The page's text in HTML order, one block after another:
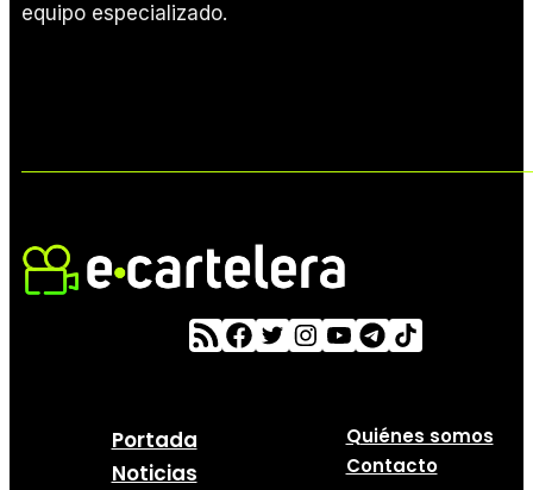
equipo especializado.
Portada
Noticias
Quiénes somos
Contacto